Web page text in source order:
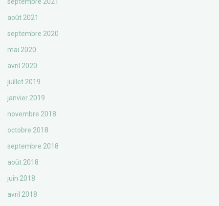
août 2021
septembre 2020
mai 2020
avril 2020
juillet 2019
janvier 2019
novembre 2018
octobre 2018
septembre 2018
août 2018
juin 2018
avril 2018